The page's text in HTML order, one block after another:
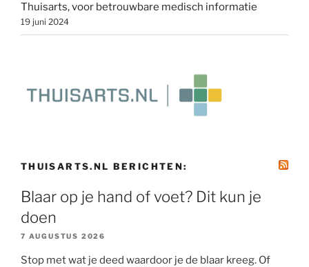
Thuisarts, voor betrouwbare medisch informatie
19 juni 2024
THUISARTS.NL BERICHTEN:
Blaar op je hand of voet? Dit kun je
doen
7 AUGUSTUS 2026
Stop met wat je deed waardoor je de blaar kreeg. Of